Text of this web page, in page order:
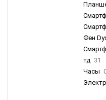
Фен
тд 31
Часы